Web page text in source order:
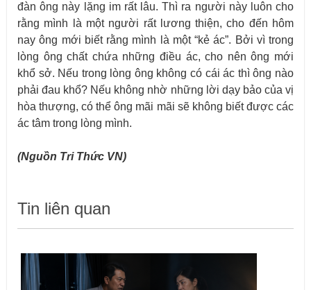
đàn ông này lặng im rất lâu. Thì ra người này luôn cho
rằng mình là một người rất lương thiện, cho đến hôm
nay ông mới biết rằng mình là một “kẻ ác”. Bởi vì trong
lòng ông chất chứa những điều ác, cho nên ông mới
khổ sở. Nếu trong lòng ông không có cái ác thì ông nào
phải đau khổ? Nếu không nhờ những lời dạy bảo của vị
hòa thượng, có thể ông mãi mãi sẽ không biết được các
ác tâm trong lòng mình.
(Nguồn Tri Thức VN)
Tin liên quan